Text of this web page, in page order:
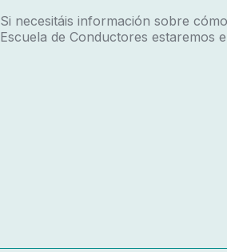
Si necesitáis información sobre cómo
Escuela de Conductores estaremos